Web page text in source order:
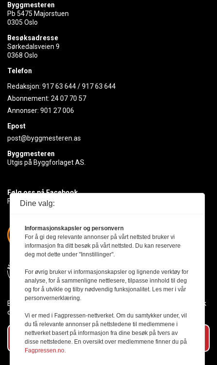
Byggmesteren
Pb 5475 Majorstuen
0305 Oslo
Besøksadresse
Sørkedalsveien 9
0368 Oslo
Telefon
Redaksjon: 917 63 644/917 63 644
Abonnement: 24 07 70 57
Annonser: 901 27 006
Epost
post@byggmesteren.as
Byggmesteren
Utgis på Byggforlaget AS.
Følg oss på Facebook
Få med deg det siste innen byggebransjen
Byggmesteren følger Vær Varsom-plakaten og presseetikken slik
den er nedfelt i Redaktørplakaten.
Abonner på vårt nyhetsbrev
Dine valg:
Informasjonskapsler og personvern
For å gi deg relevante annonser på vårt nettsted bruker vi
informasjon fra ditt besøk på vårt nettsted. Du kan reservere
deg mot dette under "Innstillinger".
For øvrig bruker vi informasjonskapsler og lignende verktøy for
analyse, for å sammenligne nettlesere, tilpasse innhold til deg
og for å utvikle og tilby nødvendig funksjonalitet. Les mer i vår
personvernerklæring.
Vi er med i Fagpressen-nettverket. Om du samtykker under, vil
du få relevante annonser på nettstedene til medlemmene i
nettverket basert på informasjon fra dine besøk på tvers av
disse nettstedene. En oversikt over medlemmene finner du på
Fagpressen.no.